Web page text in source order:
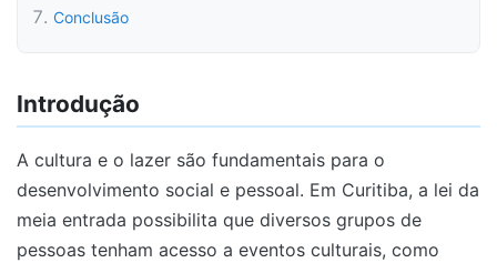
Conclusão
Introdução
A cultura e o lazer são fundamentais para o
desenvolvimento social e pessoal. Em Curitiba, a lei da
meia entrada possibilita que diversos grupos de
pessoas tenham acesso a eventos culturais, como